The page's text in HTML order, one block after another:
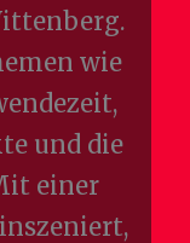
wie
und die
einer